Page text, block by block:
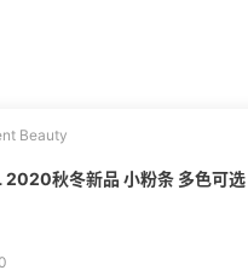
Beauty
2020秋冬新品 小粉条 多色可选